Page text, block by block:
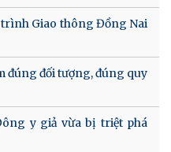
trình Giao thông Đồng Nai
đúng đối tượng, đúng quy
y giả vừa bị triệt phá